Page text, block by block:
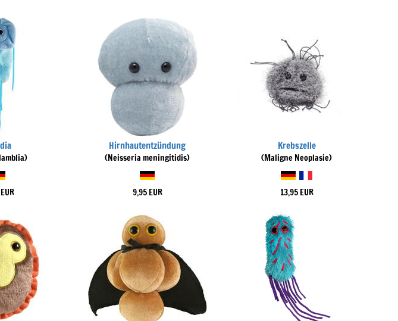
Hirnhautentzündung
(Neisseria meningitidis)
9,95 EUR
Krebszelle
(Maligne Neoplasie)
13,95 EUR